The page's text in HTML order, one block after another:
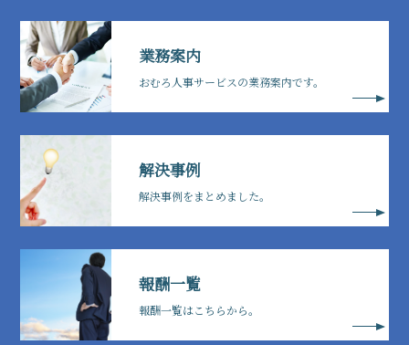
業務案内
おむろ人事サービスの業務案内です。
解決事例
解決事例をまとめました。
報酬一覧
報酬一覧はこちらから。